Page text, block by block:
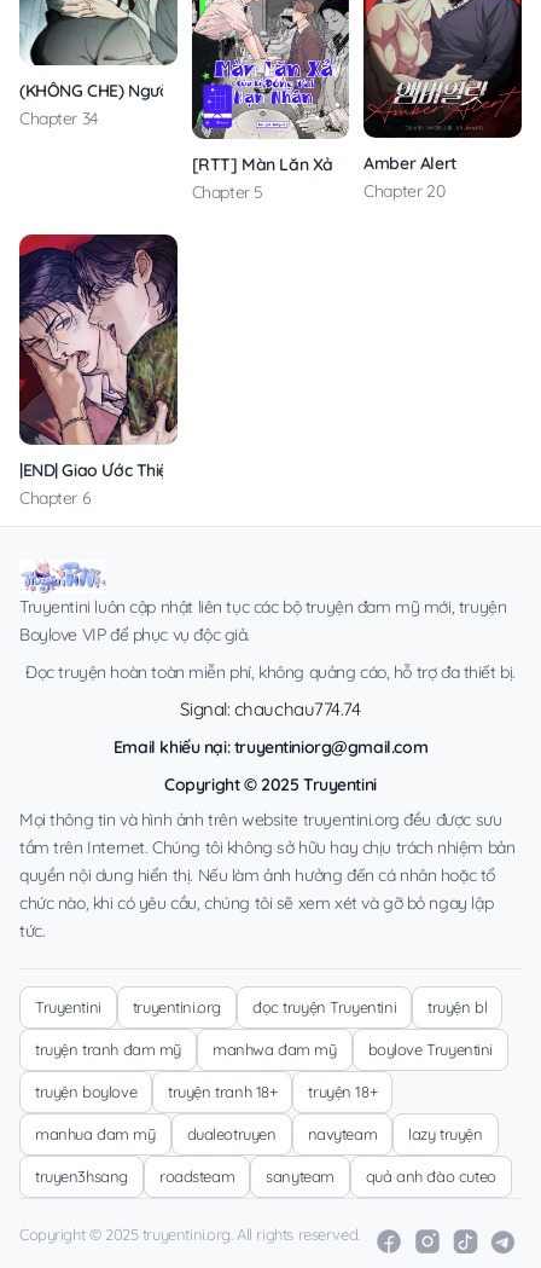
(KHÔNG CHE) Người Chồng Hiến Tế
Chapter 34
[RTT] Màn Lăn Xả Của Kẻ Đóng Vai Nạn
Chapter 5
Amber Alert
Chapter 20
|END| Giao Ước Thiện Chí Và Công Bằng
Chapter 6
Truyentini luôn cập nhật liên tục các bộ truyện đam mỹ mới, truyện
Boylove VIP để phục vụ độc giả.
Đọc truyện hoàn toàn miễn phí, không quảng cáo, hỗ trợ đa thiết bị.
Signal: chauchau774.74
Email khiếu nại:truyentiniorg@gmail.com
Copyright © 2025 Truyentini
Mọi thông tin và hình ảnh trên website truyentini.org đều được sưu
tầm trên Internet. Chúng tôi không sở hữu hay chịu trách nhiệm bản
quyền nội dung hiển thị. Nếu làm ảnh hưởng đến cá nhân hoặc tổ
chức nào, khi có yêu cầu, chúng tôi sẽ xem xét và gỡ bỏ ngay lập
tức.
Truyentini truyentini.org đọc truyện Truyentini truyện bl
truyện tranh đam mỹ manhwa đam mỹ boylove Truyentini
truyện boylove truyện tranh 18+ truyện 18+
manhua đam mỹ dualeotruyen navyteam lazy truyện
truyen3hsang roadsteam sanyteam quả anh đào cuteo
Copyright © 2025 truyentini.org. All rights reserved.